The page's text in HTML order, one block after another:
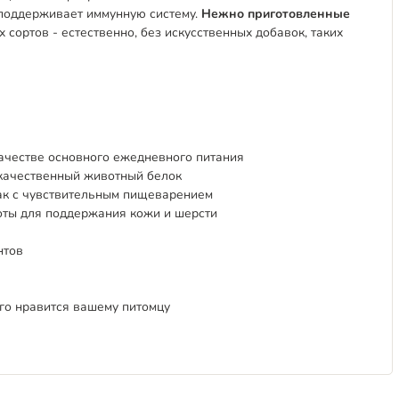
иммунную систему. Нежно приготовленные
- естественно, без искусственных добавок, таких
основного ежедневного питания
животный белок
с чувствительным пищеварением
для поддержания кожи и шерсти
нравится вашему питомцу